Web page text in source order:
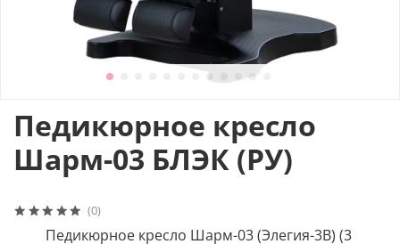
(0)
Педикюрное кресло
Шарм-03 БЛЭК (РУ)
Педикюрное кресло Шарм-03 (Элегия-3В) (3